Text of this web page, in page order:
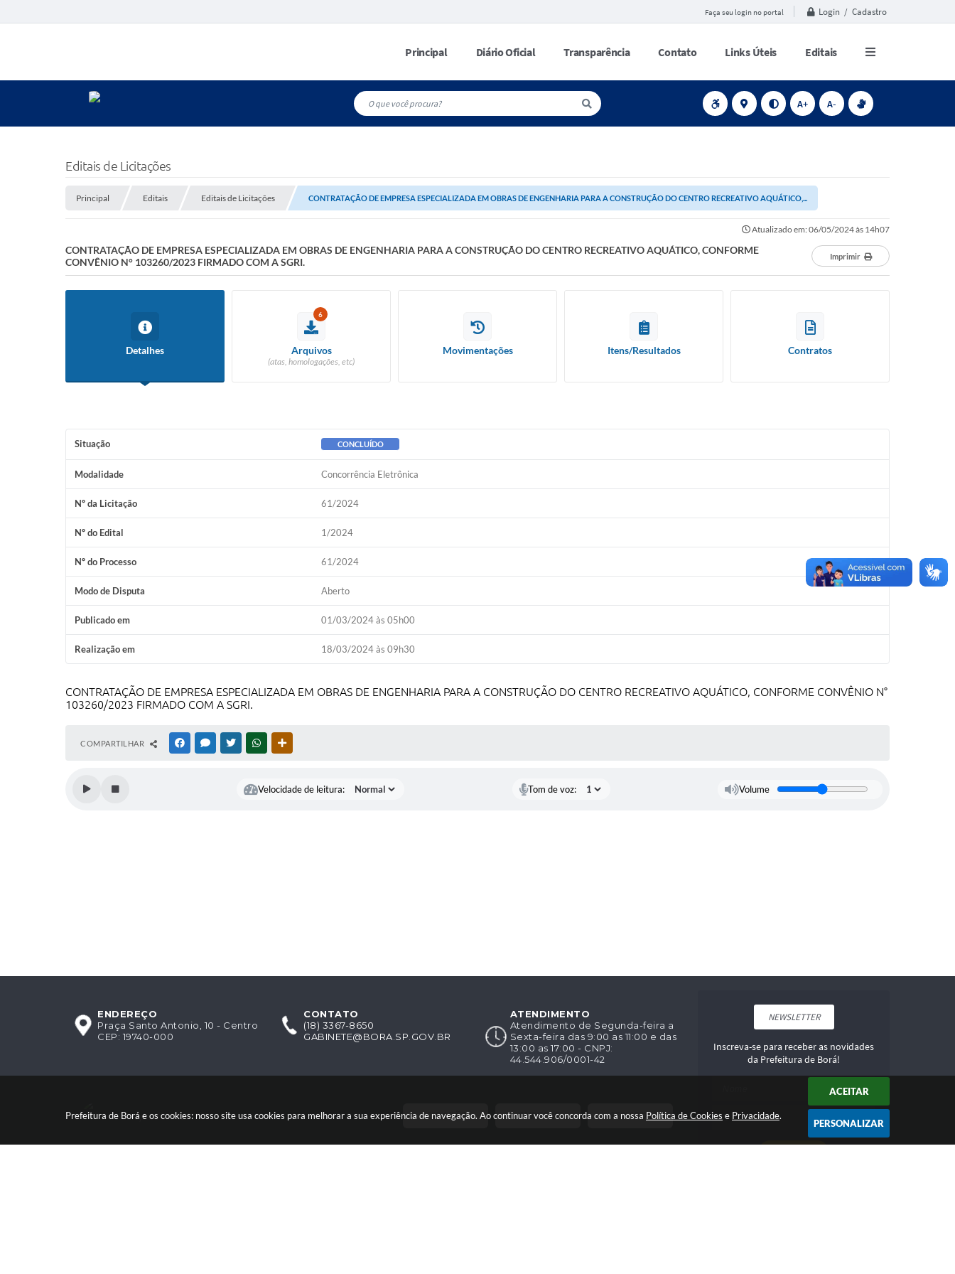
Prefeitura de Borá e os cookies: nosso site usa cookies para melhorar a sua experiência de navegação. Ao continuar você concorda com a nossa Política de Cookies e Privacidade.
ACEITAR
PERSONALIZAR
Faça seu login no portal Login / Cadastro
Principal Diário Oficial Transparência Contato Links Úteis Editais
A+ A-
Editais de Licitações
Principal Editais Editais de Licitações CONTRATAÇÃO DE EMPRESA ESPECIALIZADA EM OBRAS DE ENGENHARIA PARA A CONSTRUÇÃO DO CENTRO RECREATIVO AQUÁTICO,...
Atualizado em: 06/05/2024 às 14h07
CONTRATAÇÃO DE EMPRESA ESPECIALIZADA EM OBRAS DE ENGENHARIA PARA A CONSTRUÇÃO DO CENTRO RECREATIVO AQUÁTICO, CONFORME
CONVÊNIO N° 103260/2023 FIRMADO COM A SGRI.
Imprimir
Detalhes
6
Arquivos
(atas, homologações, etc)
Movimentações Itens/Resultados Contratos
Situação CONCLUÍDO
Modalidade Concorrência Eletrônica
Nº da Licitação 61/2024
Nº do Edital 1/2024
Nº do Processo 61/2024
Modo de Disputa Aberto
Publicado em 01/03/2024 às 05h00
Realização em 18/03/2024 às 09h30
CONTRATAÇÃO DE EMPRESA ESPECIALIZADA EM OBRAS DE ENGENHARIA PARA A CONSTRUÇÃO DO CENTRO RECREATIVO AQUÁTICO, CONFORME CONVÊNIO N°
103260/2023 FIRMADO COM A SGRI.
COMPARTILHAR FACEBOOKMESSENGER
TWITTERWHATSAPP
Velocidade de leitura: Tom de voz: Volume
NEWSLETTER
Inscreva-se para receber as novidades
da Prefeitura de Borá!
ENDEREÇO
Praça Santo Antonio, 10 - Centro
CEP: 19740-000
CONTATO
(18) 3367-8650
GABINETE@BORA.SP.GOV.BR
ATENDIMENTO
Atendimento de Segunda-feira a
Sexta-feira das 9:00 as 11:00 e das
13:00 as 17:00 - CNPJ:
44.544.906/0001-42
Acompanhe-nos! CIDADÃO EMPRESA SERVIDOR